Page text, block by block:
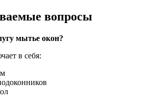
вопросы
мытье окон?
в себя: